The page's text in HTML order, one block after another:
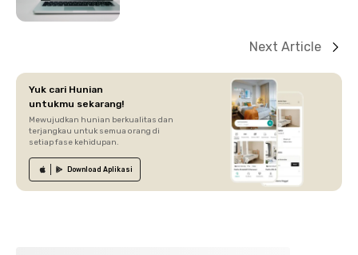
Next Article
Yuk cari Hunian
untukmu sekarang!
Mewujudkan hunian berkualitas dan
terjangkau untuk semua orang di
setiap fase kehidupan.
Download Aplikasi